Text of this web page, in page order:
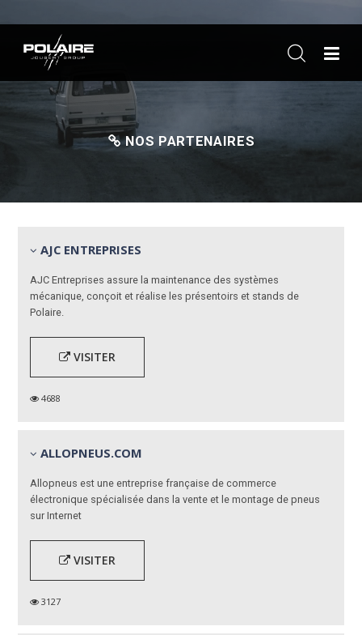
NOS PARTENAIRES
AJC ENTREPRISES
AJC Entreprises assure la maintenance des systèmes
mécanique, conçoit et réalise les présentoirs et stands de
Polaire.
VISITER
4688
ALLOPNEUS.COM
Allopneus est une entreprise française de commerce
électronique spécialisée dans la vente et le montage de pneus
sur Internet
VISITER
3127